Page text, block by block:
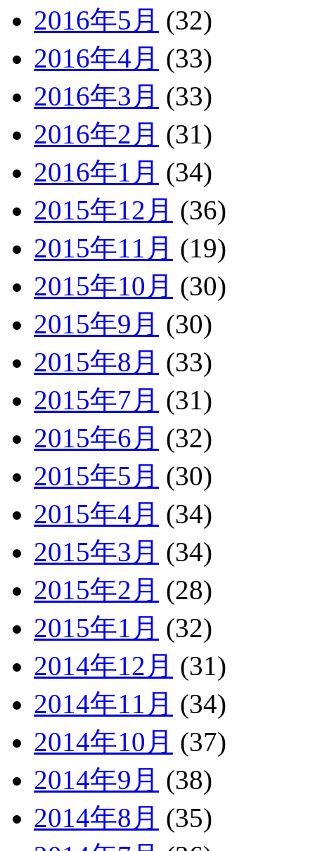
2016年5月 (32)
2016年4月 (33)
2016年3月 (33)
2016年2月 (31)
2016年1月 (34)
2015年12月 (36)
2015年11月 (19)
2015年10月 (30)
2015年9月 (30)
2015年8月 (33)
2015年7月 (31)
2015年6月 (32)
2015年5月 (30)
2015年4月 (34)
2015年3月 (34)
2015年2月 (28)
2015年1月 (32)
2014年12月 (31)
2014年11月 (34)
2014年10月 (37)
2014年9月 (38)
2014年8月 (35)